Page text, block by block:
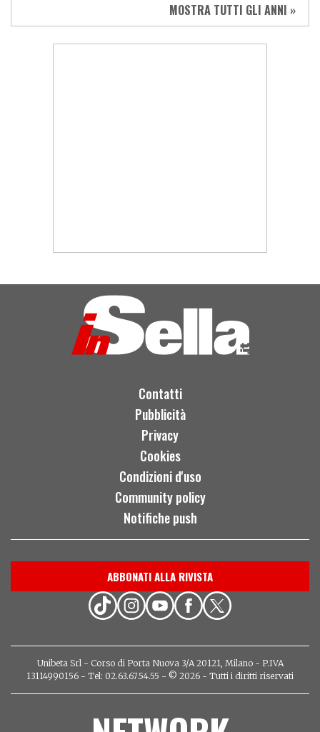
MOSTRA TUTTI GLI ANNI »
Contatti
Pubblicità
Privacy
Cookies
Condizioni d'uso
Community policy
Notifiche push
ABBONATI ALLA RIVISTA
Unibeta Srl - Corso di Porta Nuova 3/A 20121, Milano - P.IVA
13114990156 - Tel: 02.63.67.54.55 - © 2026 - Tutti i diritti riservati